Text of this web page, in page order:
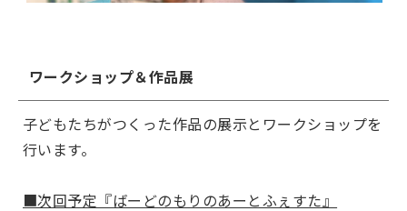
ワークショップ＆作品展
子どもたちがつくった作品の展示とワークショップを
行います。
■次回予定『ばーどのもりのあーとふぇすた』